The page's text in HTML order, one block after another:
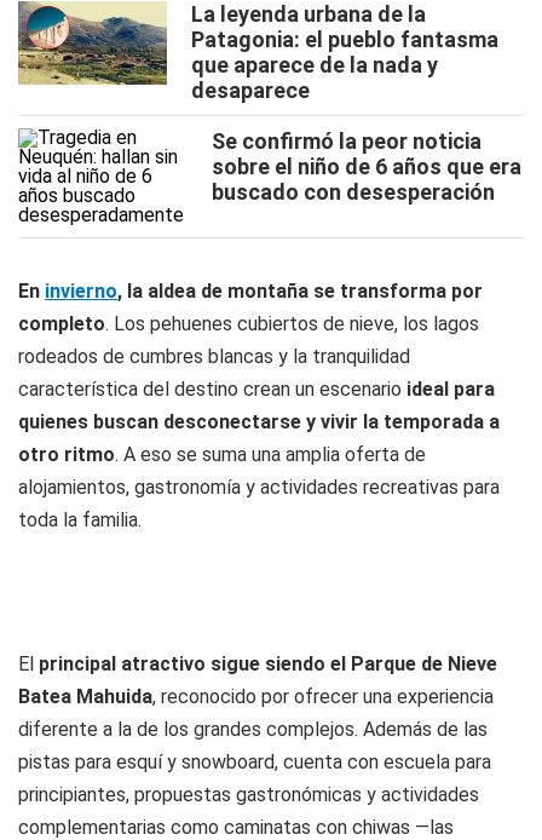
La leyenda urbana de la
Patagonia: el pueblo fantasma
que aparece de la nada y
desaparece
Se confirmó la peor noticia
sobre el niño de 6 años que era
buscado con desesperación
En invierno, la aldea de montaña se transforma por
completo. Los pehuenes cubiertos de nieve, los lagos
rodeados de cumbres blancas y la tranquilidad
característica del destino crean un escenario ideal para
quienes buscan desconectarse y vivir la temporada a
otro ritmo. A eso se suma una amplia oferta de
alojamientos, gastronomía y actividades recreativas para
toda la familia.
El principal atractivo sigue siendo el Parque de Nieve
Batea Mahuida, reconocido por ofrecer una experiencia
diferente a la de los grandes complejos. Además de las
pistas para esquí y snowboard, cuenta con escuela para
principiantes, propuestas gastronómicas y actividades
complementarias como caminatas con chiwas —las